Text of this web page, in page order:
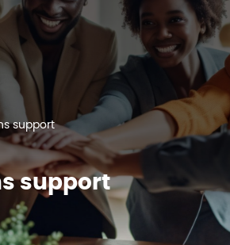
support
support
panel